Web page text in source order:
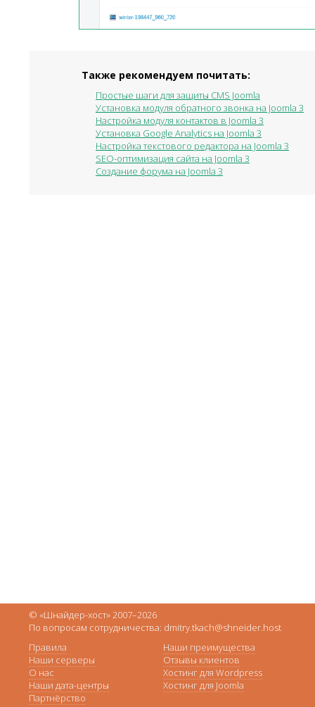
Также рекомендуем почитать:
Простые шаги для защиты CMS Joomla
Установка модуля обратного звонка на Joomla 3
Настройка модуля контактов в Joomla 3
Установка Google Analytics на Joomla 3
Настройка текстового редактора на Joomla 3
SEO-оптимизация сайта на Joomla 3
Создание форума на Joomla 3
© «Шнайдер-хост» 2007–2026
По вопросам сотрудничества: dmitry.tkach@shneider.host
Правила
Наши серверы
О нас
Наши дата-центры
Партнёрство
Наши преимущества
Отзывы клиентов
Хостинг для Wordpress
Хостинг для Joomla